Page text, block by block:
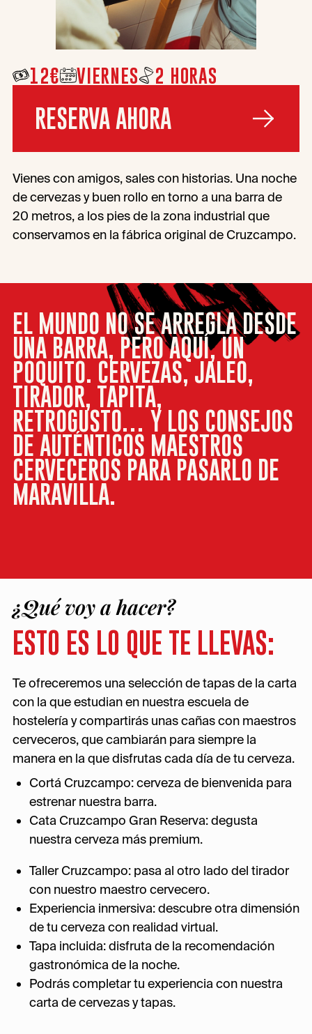
12€ VIERNES 2 HORAS
RESERVA AHORA
Vienes con amigos, sales con historias. Una noche
de cervezas y buen rollo en torno a una barra de
20 metros, a los pies de la zona industrial que
conservamos en la fábrica original de Cruzcampo.
EL MUNDO NO SE ARREGLA DESDE
UNA BARRA, PERO AQUÍ, UN
POQUITO. CERVEZAS, JALEO,
TIRADOR, TAPITA,
RETROGUSTO… Y LOS CONSEJOS
DE AUTÉNTICOS MAESTROS
CERVECEROS PARA PASARLO DE
MARAVILLA.
¿Qué voy a hacer?
ESTO ES LO QUE TE LLEVAS:
Te ofreceremos una selección de tapas de la carta
con la que estudian en nuestra escuela de
hostelería y compartirás unas cañas con maestros
cerveceros, que cambiarán para siempre la
manera en la que disfrutas cada día de tu cerveza.
Cortá Cruzcampo: cerveza de bienvenida para
estrenar nuestra barra.
Cata Cruzcampo Gran Reserva: degusta
nuestra cerveza más premium.
Taller Cruzcampo: pasa al otro lado del tirador
con nuestro maestro cervecero.
Experiencia inmersiva: descubre otra dimensión
de tu cerveza con realidad virtual.
Tapa incluida: disfruta de la recomendación
gastronómica de la noche.
Podrás completar tu experiencia con nuestra
carta de cervezas y tapas.